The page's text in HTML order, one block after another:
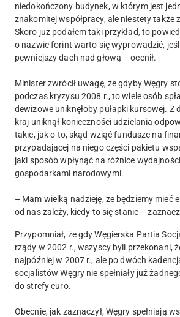
niedokończony budynek, w którym jest
znakomitej współpracy, ale niestety także
Skoro już podałem taki przykład, to
o nazwie forint warto się wyprowadzić,
pewniejszy dach nad głową – ocenił.
Minister zwrócił uwagę, że gdyby Węgry
podczas kryzysu 2008 r., to wiele osób
dewizowe uniknęłoby pułapki kursowej. Z
kraj uniknął konieczności udzielania
takie, jak o to, skąd wziąć fundusze na
przypadającej na niego części pakietu
jaki sposób wpłynąć na różnice
gospodarkami narodowymi.
– Mam wielką nadzieję, że będziemy mieć
od nas zależy, kiedy to się stanie –
Przypomniał, że gdy Węgierska Partia
rządy w 2002 r., wszyscy byli przekonani,
najpóźniej w 2007 r., ale po dwóch
socjalistów Węgry nie spełniały już
do strefy euro.
Obecnie, jak zaznaczył, Węgry spełniają